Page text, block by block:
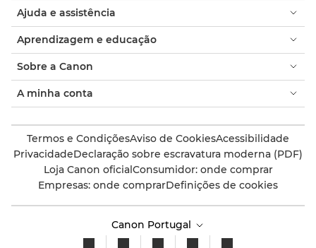
Ajuda e assistência
Aprendizagem e educação
Sobre a Canon
A minha conta
Termos e CondiçõesAviso de CookiesAcessibilidade
PrivacidadeDeclaração sobre escravatura moderna (PDF)
Loja Canon oficialConsumidor: onde comprar
Empresas: onde comprarDefinições de cookies
Canon Portugal